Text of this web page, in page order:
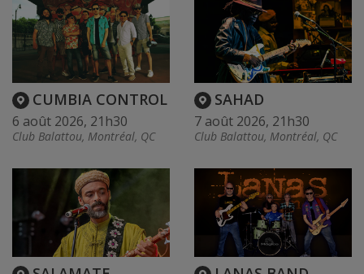
CUMBIA CONTROL
6 août 2026, 21h30
Club Balattou, Montréal, QC
SAHAD
7 août 2026, 21h30
Club Balattou, Montréal, QC